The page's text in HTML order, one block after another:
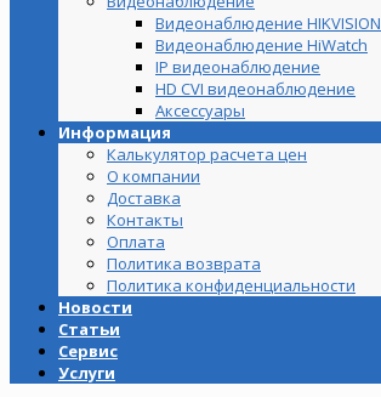
Видеонаблюдение HIKVISION
Видеонаблюдение HiWatch
IP видеонаблюдение
HD CVI видеонаблюдение
Аксессуары
Информация
Калькулятор расчета цен
О компании
Доставка
Контакты
Оплата
Политика возврата
Политика конфиденциальности
Новости
Статьи
Сервис
Услуги